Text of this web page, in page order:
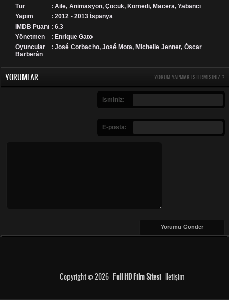
Tür
: Aile, Animasyon, Çocuk, Komedi, Macera, Yabancı
Yapım
: 2012 - 2013 İspanya
IMDB Puanı : 6.3
Yönetmen
: Enrique Gato
Oyuncular
: José Corbacho, José Mota, Michelle Jenner, Óscar
Barberán
YORUMLAR YORUM YAPMAK ISTERMISINIZ ?
isminiz:
E-posta:
Copyright © 2026 -Full HD Film Sitesi-İletişim